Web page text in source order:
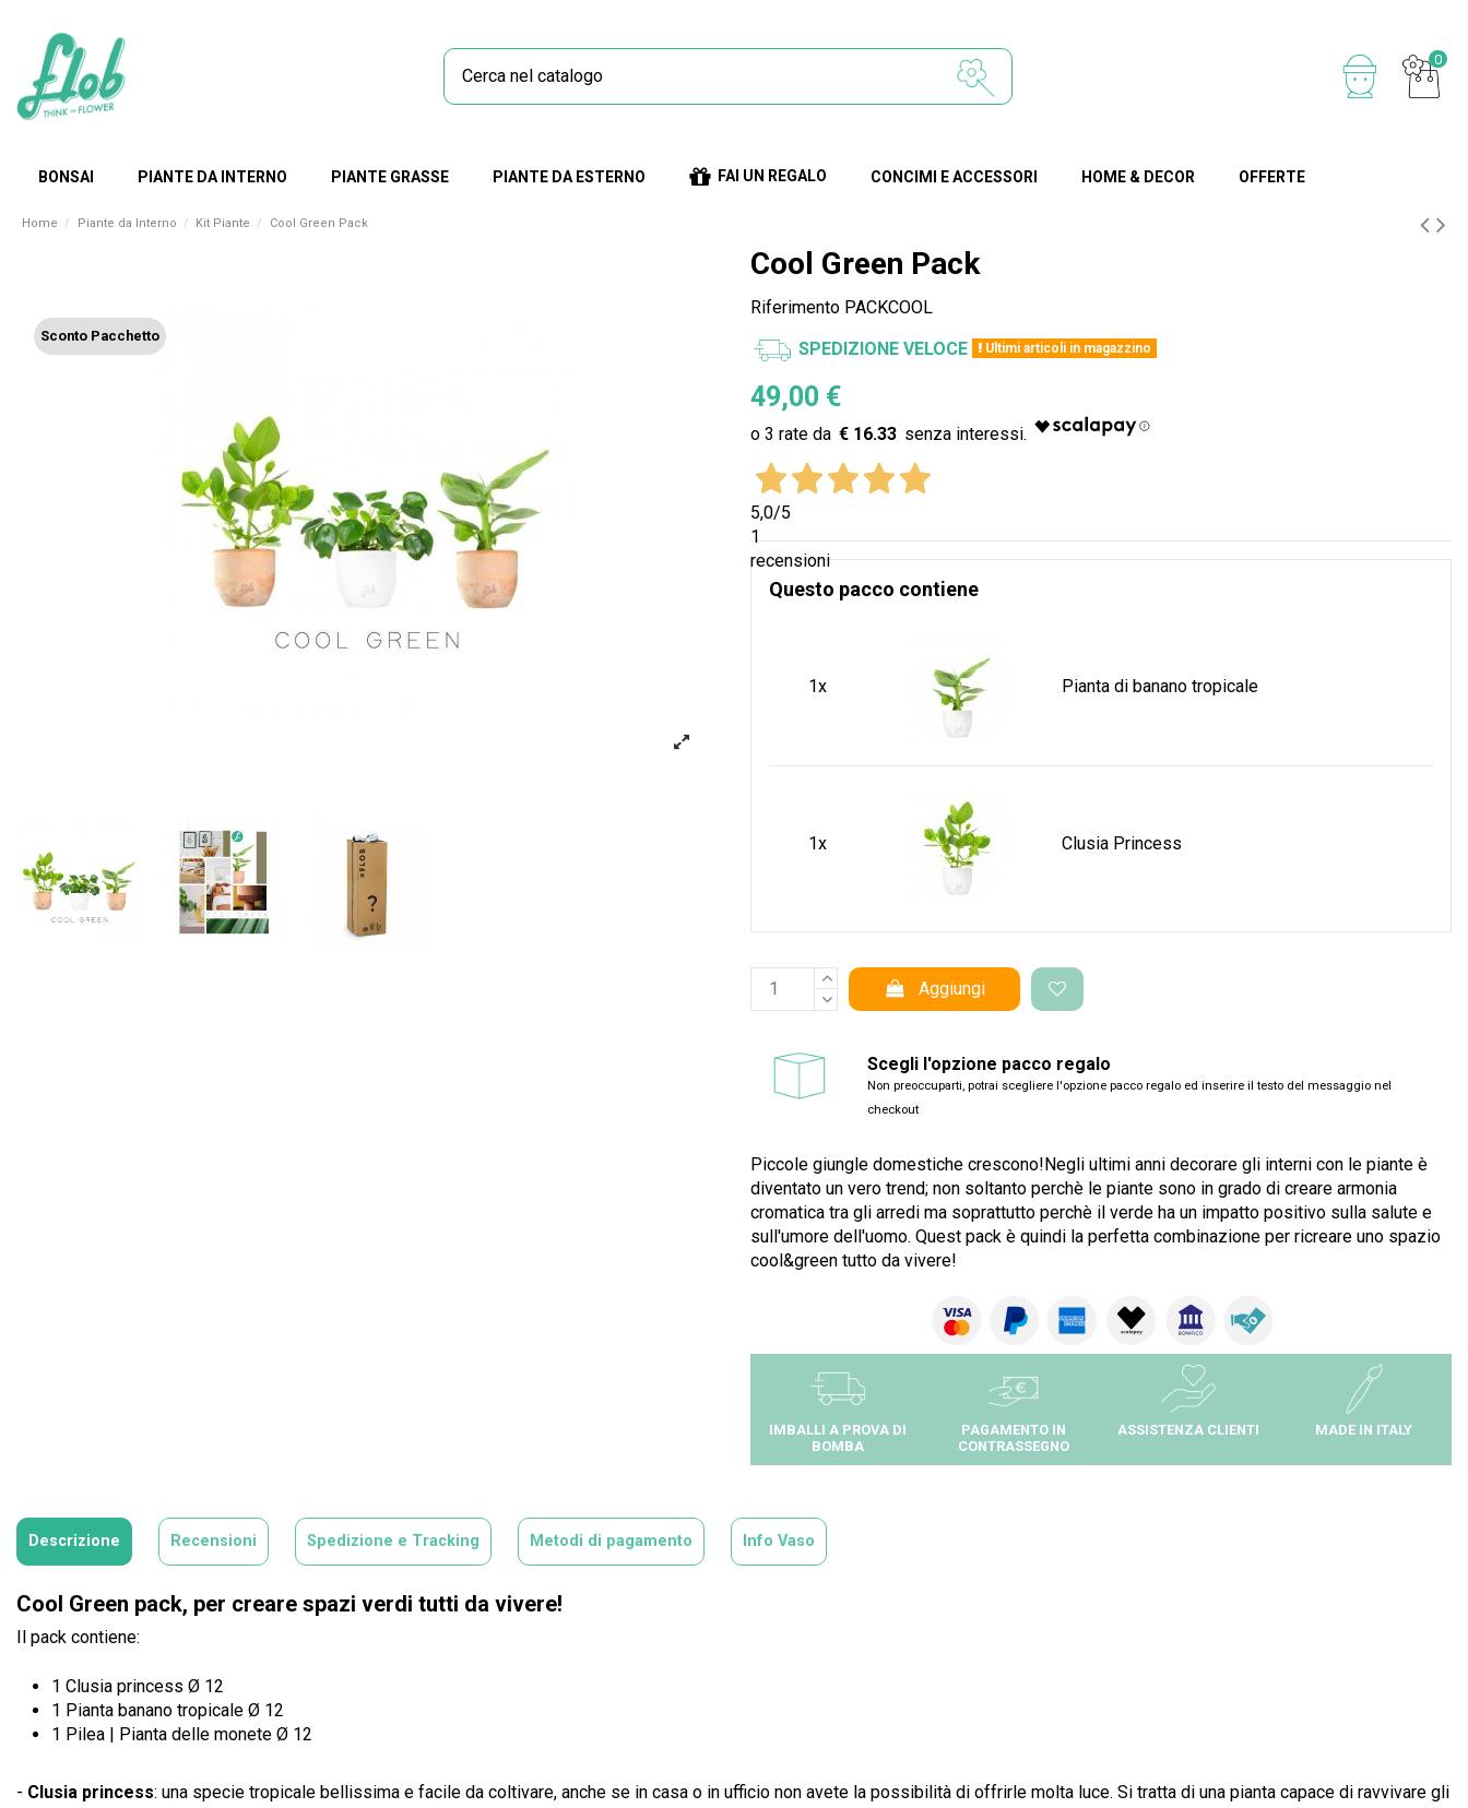
0
BONSAI PIANTE DA INTERNO PIANTE GRASSE PIANTE DA ESTERNO FAI UN REGALO CONCIMI E ACCESSORI HOME & DECOR OFFERTE
Home Piante da Interno Kit Piante Cool Green Pack
Sconto Pacchetto
Cool Green Pack
Riferimento PACKCOOL
SPEDIZIONE VELOCE Ultimi articoli in magazzino
49,00 €
€ 16.33
5,0/5
1
recensioni
Questo pacco contiene
1x Pianta di banano tropicale
1x Clusia Princess
Aggiungi
Scegli l'opzione pacco regalo
Non preoccuparti, potrai scegliere l'opzione pacco regalo ed inserire il testo del messaggio nel
checkout
Piccole giungle domestiche crescono!Negli ultimi anni decorare gli interni con le piante è
diventato un vero trend; non soltanto perchè le piante sono in grado di creare armonia
cromatica tra gli arredi ma soprattutto perchè il verde ha un impatto positivo sulla salute e
sull'umore dell'uomo. Quest pack è quindi la perfetta combinazione per ricreare uno spazio
cool&green tutto da vivere!
IMBALLI A PROVA DI
BOMBA
PAGAMENTO IN
CONTRASSEGNO
ASSISTENZA CLIENTI MADE IN ITALY
Descrizione Recensioni Spedizione e Tracking Metodi di pagamento Info Vaso
Cool Green pack, per creare spazi verdi tutti da vivere!
Il pack contiene:
1 Clusia princess Ø 12
1 Pianta banano tropicale Ø 12
1 Pilea | Pianta delle monete Ø 12
- Clusia princess: una specie tropicale bellissima e facile da coltivare, anche se in casa o in ufficio non avete la possibilità di offrirle molta luce. Si tratta di una pianta capace di ravvivare gli